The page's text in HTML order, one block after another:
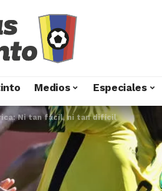
Medios Especiales
Ni tan fácil, ni tan difícil